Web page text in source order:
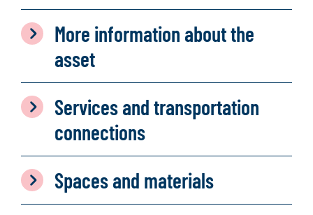
More information about the
asset
Services and transportation
connections
Spaces and materials